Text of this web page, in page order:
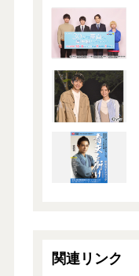
関連リンク